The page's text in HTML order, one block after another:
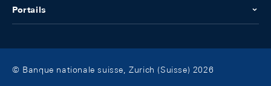
Portails
© Banque nationale suisse, Zurich (Suisse) 2026